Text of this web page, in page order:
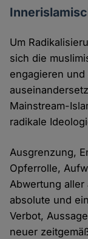
Um
sich die
engagieren
Mainstream-
radikale
Ausgrenzung,
Opferrolle,
Abwertung
absolute und
Verbot,
neuer